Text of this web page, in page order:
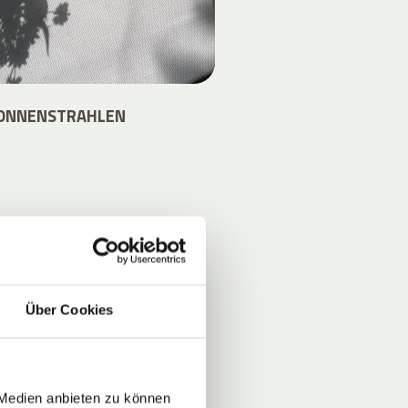
Über Cookies
anbieten zu können